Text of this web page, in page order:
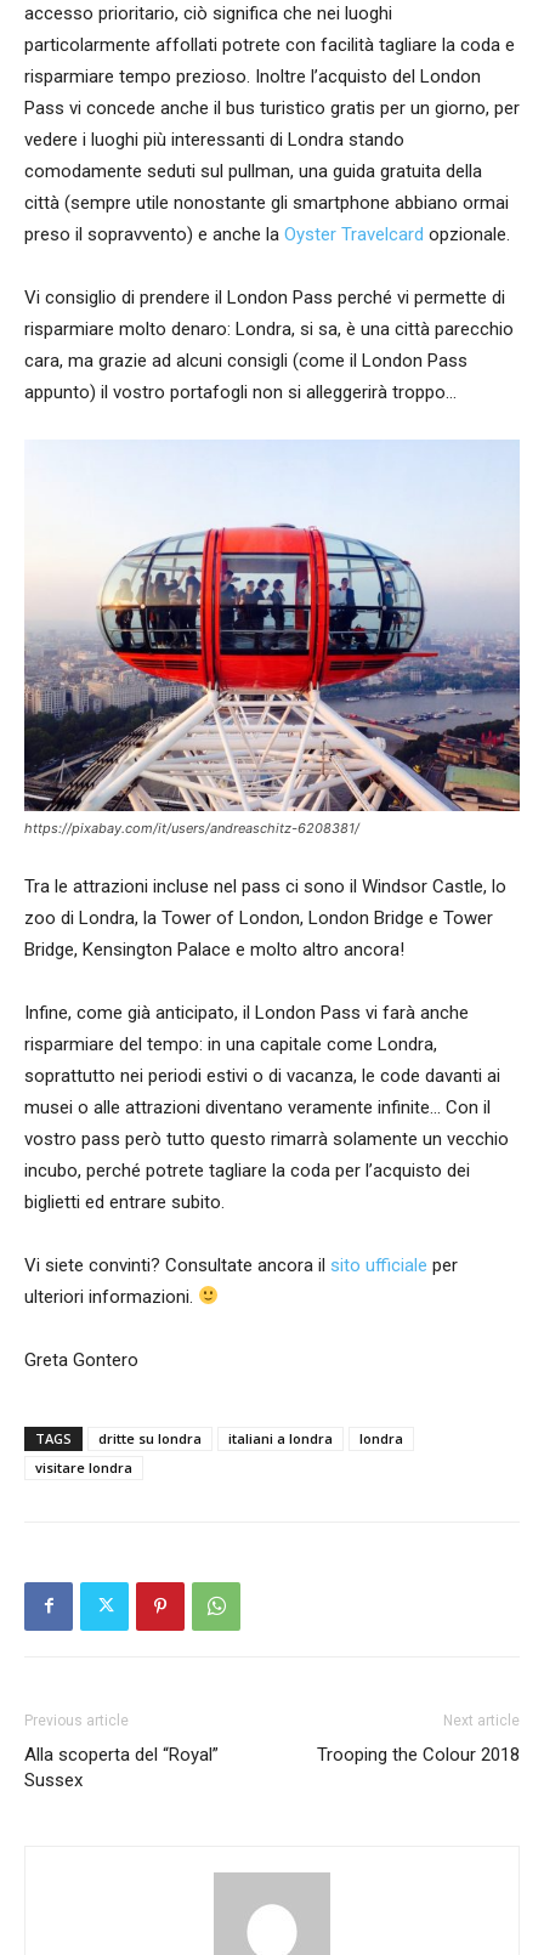
accesso prioritario, ciò significa che nei luoghi
particolarmente affollati potrete con facilità tagliare la coda e
risparmiare tempo prezioso. Inoltre l’acquisto del London
Pass vi concede anche il bus turistico gratis per un giorno, per
vedere i luoghi più interessanti di Londra stando
comodamente seduti sul pullman, una guida gratuita della
città (sempre utile nonostante gli smartphone abbiano ormai
preso il sopravvento) e anche la Oyster Travelcard opzionale.
Vi consiglio di prendere il London Pass perché vi permette di
risparmiare molto denaro: Londra, si sa, è una città parecchio
cara, ma grazie ad alcuni consigli (come il London Pass
appunto) il vostro portafogli non si alleggerirà troppo…
https://pixabay.com/it/users/andreaschitz-6208381/
Tra le attrazioni incluse nel pass ci sono il Windsor Castle, lo
zoo di Londra, la Tower of London, London Bridge e Tower
Bridge, Kensington Palace e molto altro ancora!
Infine, come già anticipato, il London Pass vi farà anche
risparmiare del tempo: in una capitale come Londra,
soprattutto nei periodi estivi o di vacanza, le code davanti ai
musei o alle attrazioni diventano veramente infinite… Con il
vostro pass però tutto questo rimarrà solamente un vecchio
incubo, perché potrete tagliare la coda per l’acquisto dei
biglietti ed entrare subito.
Vi siete convinti? Consultate ancora il sito ufficiale per
ulteriori informazioni.
Greta Gontero
TAGS dritte su londra italiani a londra
londra
visitare londra
Previous article
Alla scoperta del “Royal”
Sussex
Next article
Trooping the Colour 2018